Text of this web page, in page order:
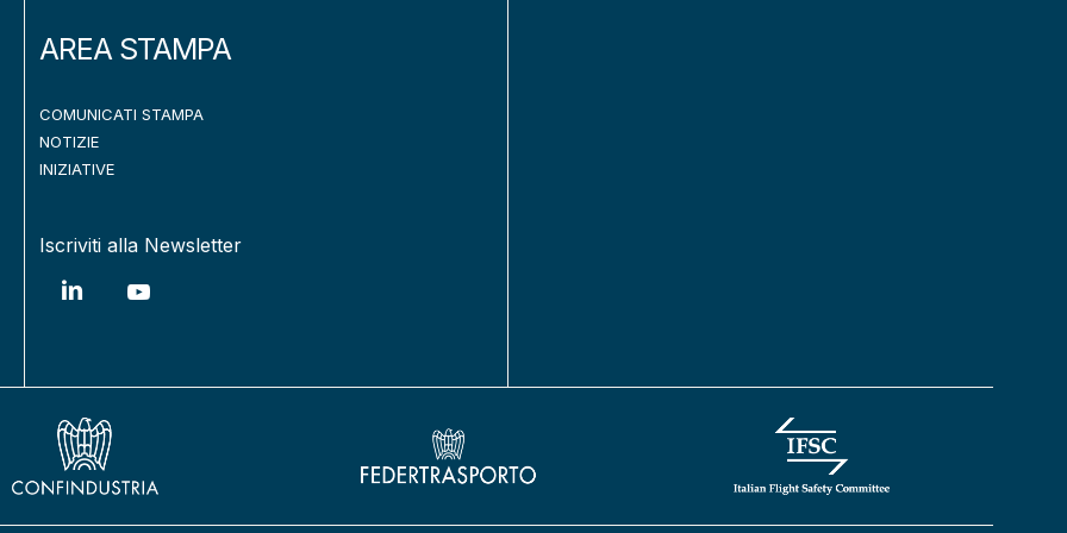
AREA STAMPA
COMUNICATI STAMPA
NOTIZIE
INIZIATIVE
Iscriviti alla Newsletter